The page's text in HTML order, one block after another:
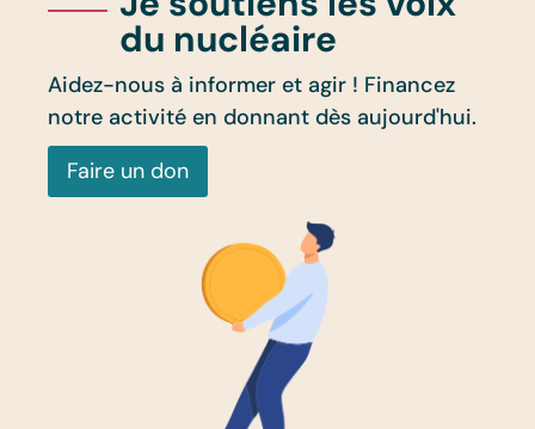
du nucléaire
Aidez-nous à informer et agir ! Financez
notre activité en donnant dès aujourd'hui.
Faire un don